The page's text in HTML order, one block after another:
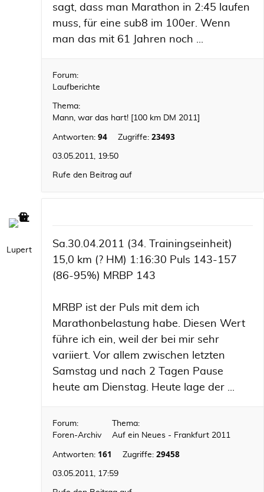
sagt, dass man Marathon in 2:45 laufen
muss, für eine sub8 im 100er. Wenn
man das mit 61 Jahren noch ...
Forum:
Laufberichte
Thema:
Mann, war das hart! [100 km DM 2011]
Antworten: 94 Zugriffe: 23493
03.05.2011, 19:50
Rufe den Beitrag auf
Lupert
Sa.30.04.2011 (34. Trainingseinheit)
15,0 km (? HM) 1:16:30 Puls 143-157
(86-95%) MRBP 143
MRBP ist der Puls mit dem ich
Marathonbelastung habe. Diesen Wert
führe ich ein, weil der bei mir sehr
variiert. Vor allem zwischen letzten
Samstag und nach 2 Tagen Pause
heute am Dienstag. Heute lage der ...
Forum:
Foren-Archiv
Thema:
Auf ein Neues - Frankfurt 2011
Antworten: 161 Zugriffe: 29458
03.05.2011, 17:59